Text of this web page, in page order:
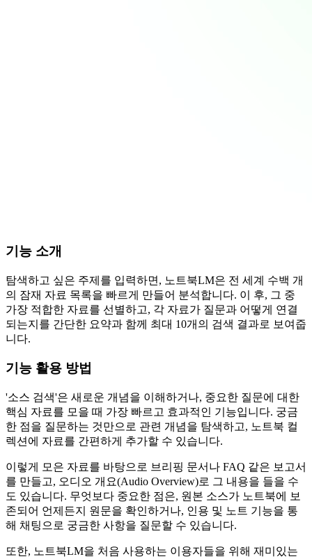
기능 소개
탐색하고 싶은 주제를 입력하면, 노트북LM은 전 세계 수백 개
의 잠재 자료 목록을 빠르게 만들어 분석합니다. 이 후, 그 중
가장 적합한 자료를 선별하고, 각 자료가 질문과 어떻게 연결
되는지를 간단한 요약과 함께 최대 10개의 검색 결과로 보여줍
니다.
기능 활용 방법
'소스 검색'은 새로운 개념을 이해하거나, 중요한 질문에 대한
핵심 자료를 모을 때 가장 빠르고 효과적인 기능입니다. 궁금
한 점을 질문하는 것만으로 관련 개념을 탐색하고, 노트북 컬
렉션에 자료를 간편하게 추가할 수 있습니다.
이렇게 모은 자료를 바탕으로 브리핑 문서나 FAQ 같은 보고서
를 만들고, 오디오 개요(Audio Overview)로 그 내용을 들을 수
도 있습니다. 무엇보다 중요한 점은, 원본 소스가 노트북에 보
존되어 언제든지 원문을 확인하거나, 인용 및 노트 기능을 통
해 채팅으로 궁금한 사항을 질문할 수 있습니다.
또한, 노트북LM을 처음 사용하는 이용자들을 위해 재미있는